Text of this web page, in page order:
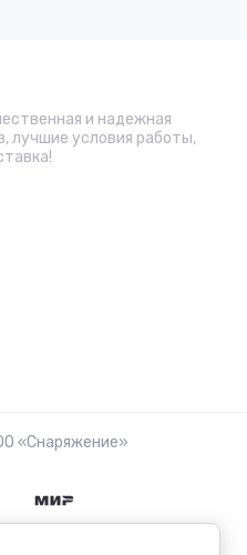
и надежная
лучшие условия работы,
«Снаряжение»